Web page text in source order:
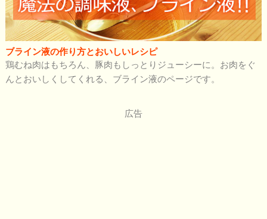
ブライン液の作り方とおいしいレシピ
鶏むね肉はもちろん、豚肉もしっとりジューシーに。お肉をぐ
んとおいしくしてくれる、ブライン液のページです。
広告